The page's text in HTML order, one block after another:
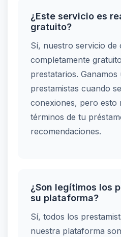
¿Este servicio es
gratuito?
Sí, nuestro servicio de
completamente
prestatarios.
prestamistas cuando
conexiones, pero esto
términos de tu
recomendaciones.
¿Son legítimos los
su plataforma?
Sí, todos los
nuestra plataforma